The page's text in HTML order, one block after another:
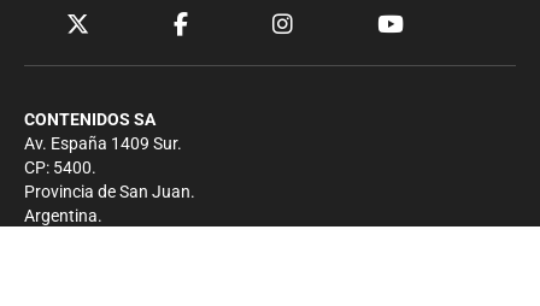
CONTENIDOS SA
Av. España 1409 Sur.
CP: 5400.
Provincia de San Juan.
Argentina.